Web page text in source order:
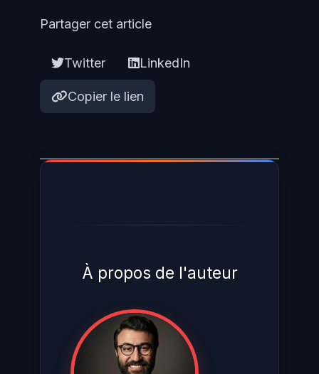
Partager cet article
Twitter LinkedIn
Copier le lien
À propos de l'auteur